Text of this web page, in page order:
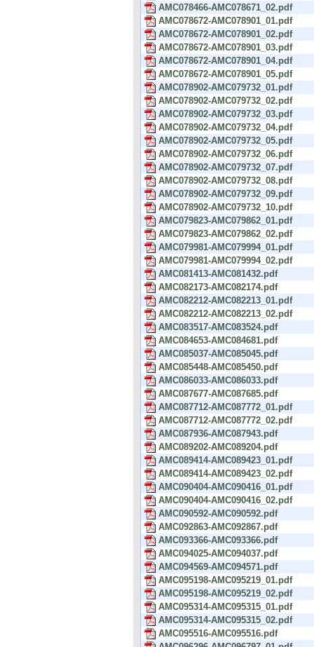
AMC078466-AMC078671_02.pdf
AMC078672-AMC078901_01.pdf
AMC078672-AMC078901_02.pdf
AMC078672-AMC078901_03.pdf
AMC078672-AMC078901_04.pdf
AMC078672-AMC078901_05.pdf
AMC078902-AMC079732_01.pdf
AMC078902-AMC079732_02.pdf
AMC078902-AMC079732_03.pdf
AMC078902-AMC079732_04.pdf
AMC078902-AMC079732_05.pdf
AMC078902-AMC079732_06.pdf
AMC078902-AMC079732_07.pdf
AMC078902-AMC079732_08.pdf
AMC078902-AMC079732_09.pdf
AMC078902-AMC079732_10.pdf
AMC079823-AMC079862_01.pdf
AMC079823-AMC079862_02.pdf
AMC079981-AMC079994_01.pdf
AMC079981-AMC079994_02.pdf
AMC081413-AMC081432.pdf
AMC082173-AMC082174.pdf
AMC082212-AMC082213_01.pdf
AMC082212-AMC082213_02.pdf
AMC083517-AMC083524.pdf
AMC084653-AMC084681.pdf
AMC085037-AMC085045.pdf
AMC085448-AMC085450.pdf
AMC086033-AMC086033.pdf
AMC087677-AMC087685.pdf
AMC087712-AMC087772_01.pdf
AMC087712-AMC087772_02.pdf
AMC087936-AMC087943.pdf
AMC089202-AMC089204.pdf
AMC089414-AMC089423_01.pdf
AMC089414-AMC089423_02.pdf
AMC090404-AMC090416_01.pdf
AMC090404-AMC090416_02.pdf
AMC090592-AMC090592.pdf
AMC092863-AMC092867.pdf
AMC093366-AMC093366.pdf
AMC094025-AMC094037.pdf
AMC094569-AMC094571.pdf
AMC095198-AMC095219_01.pdf
AMC095198-AMC095219_02.pdf
AMC095314-AMC095315_01.pdf
AMC095314-AMC095315_02.pdf
AMC095516-AMC095516.pdf